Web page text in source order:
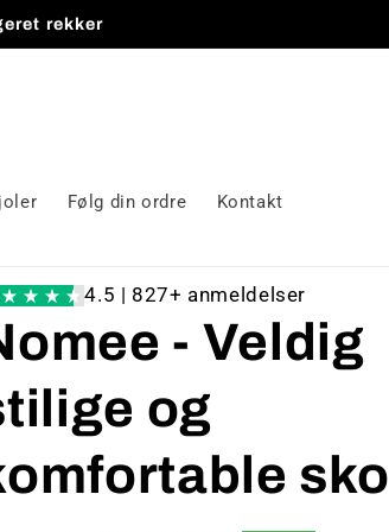
rekker
Følg din ordre Kontakt
4.5 | 827+ anmeldelser
- Veldig
og
sko